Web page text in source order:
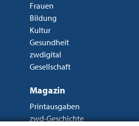
Frauen
Bildung
Kultur
Gesundheit
zwdigital
Gesellschaft
Magazin
Printausgaben
zwd-Geschichte